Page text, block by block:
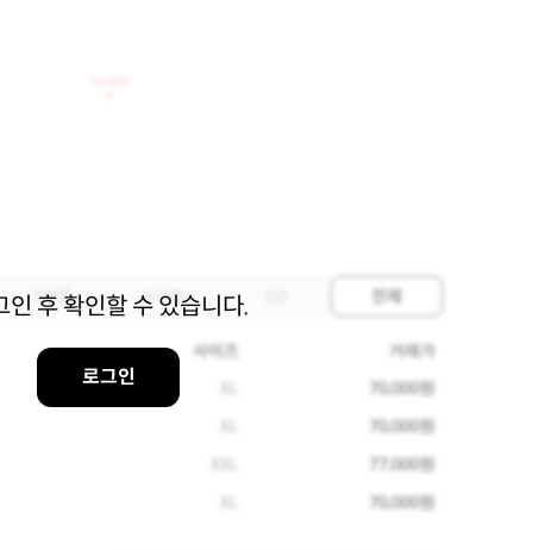
인 후 확인할 수 있습니다.
로그인
3개월 6개월 전체
사이즈
거래가
70,000원
70,000원
77,000원
70,000원